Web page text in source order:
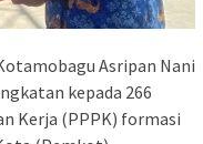
Asripan Nani
kepada 266
Kerja (PPPK) formasi